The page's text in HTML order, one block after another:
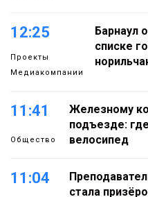
12:25
Проекты
Медиакомпании
Барнаул
списке
11:41
Общество
Железному
подъезде:
велосипед
11:04
стала